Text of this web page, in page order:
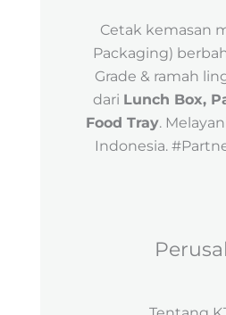
Cetak kemasan
Packaging)
Grade & ramah
dari Lunch Box,
Food Tray.
Indonesia.